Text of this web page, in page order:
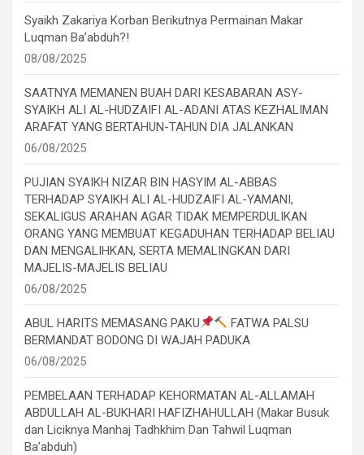
Syaikh Zakariya Korban Berikutnya Permainan Makar
Luqman Ba’abduh?!
08/08/2025
SAATNYA MEMANEN BUAH DARI KESABARAN ASY-
SYAIKH ALI AL-HUDZAIFI AL-ADANI ATAS KEZHALIMAN
ARAFAT YANG BERTAHUN-TAHUN DIA JALANKAN
06/08/2025
PUJIAN SYAIKH NIZAR BIN HASYIM AL-ABBAS
TERHADAP SYAIKH ALI AL-HUDZAIFI AL-YAMANI,
SEKALIGUS ARAHAN AGAR TIDAK MEMPERDULIKAN
ORANG YANG MEMBUAT KEGADUHAN TERHADAP BELIAU
DAN MENGALIHKAN, SERTA MEMALINGKAN DARI
MAJELIS-MAJELIS BELIAU
06/08/2025
ABUL HARITS MEMASANG PAKU
FATWA PALSU
BERMANDAT BODONG DI WAJAH PADUKA
06/08/2025
PEMBELAAN TERHADAP KEHORMATAN AL-ALLAMAH
ABDULLAH AL-BUKHARI HAFIZHAHULLAH (Makar Busuk
dan Liciknya Manhaj Tadhkhim Dan Tahwil Luqman
Ba’abduh)